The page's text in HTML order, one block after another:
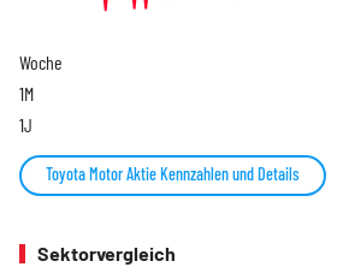
Woche
1M
1J
Toyota Motor Aktie Kennzahlen und Details
Sektorvergleich